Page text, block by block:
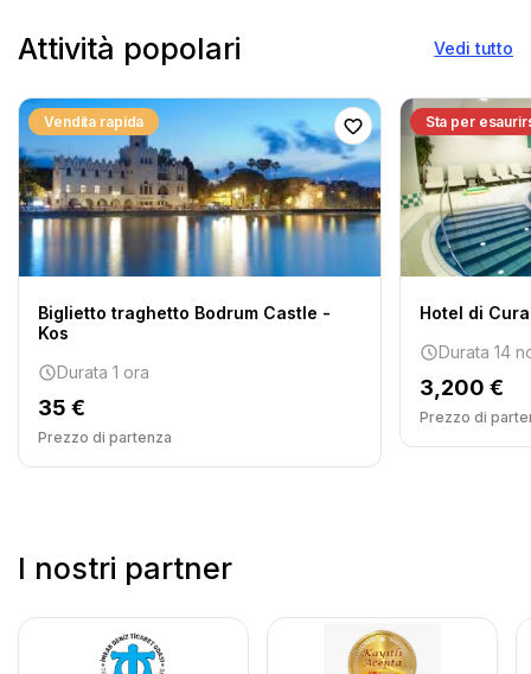
Attività popolari Vedi tutto
Vendita rapida
Biglietto traghetto Bodrum Castle -
Kos
Durata 1 ora
35 €
Prezzo di partenza
Sta per
Hotel di
Durata 14
3,200 €
Prezzo di
I nostri partner